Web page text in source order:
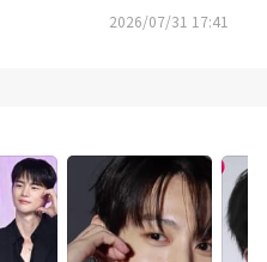
円で売却…韓国メディアが報道
2026/07/31 17:41